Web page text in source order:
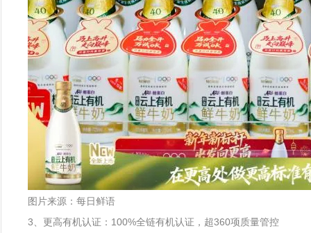
图片来源：每日鲜语
3、更高有机认证：100%全链有机认证，超360项质量管控